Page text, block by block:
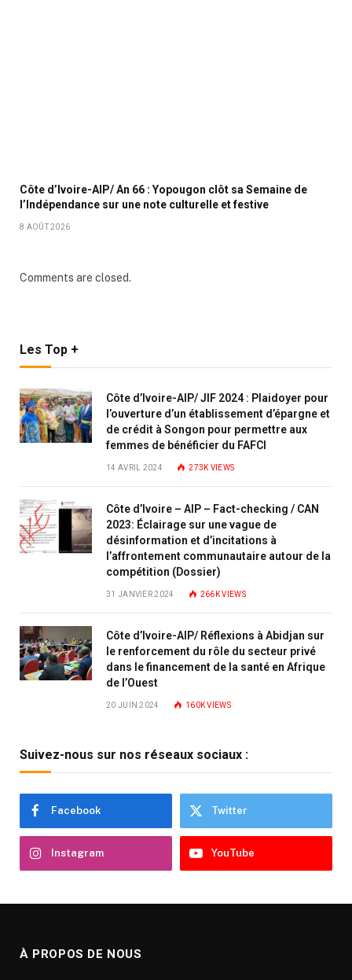
Côte d’Ivoire-AIP/ An 66 : Yopougon clôt sa Semaine de
l’Indépendance sur une note culturelle et festive
8 AOÛT 2026
Comments are closed.
Les Top +
Côte d’Ivoire-AIP/ JIF 2024 : Plaidoyer pour
l’ouverture d’un établissement d’épargne et
de crédit à Songon pour permettre aux
femmes de bénéficier du FAFCI
14 AVRIL 2024 273K VIEWS
Côte d’Ivoire – AIP – Fact-checking / CAN
2023: Éclairage sur une vague de
désinformation et d’incitations à
l’affrontement communautaire autour de la
compétition (Dossier)
31 JANVIER 2024 266KVIEWS
Côte d’Ivoire-AIP/ Réflexions à Abidjan sur
le renforcement du rôle du secteur privé
dans le financement de la santé en Afrique
de l’Ouest
20 JUIN 2024 160KVIEWS
Suivez-nous sur nos réseaux sociaux :
Facebook Twitter
Instagram YouTube
À PROPOS DE NOUS